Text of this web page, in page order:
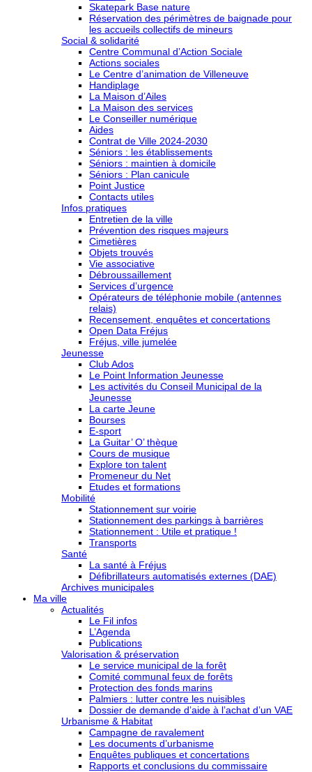
Skatepark Base nature
Réservation des périmètres de baignade pour
les accueils collectifs de mineurs
Social & solidarité
Centre Communal d’Action Sociale
Actions sociales
Le Centre d’animation de Villeneuve
Handiplage
La Maison d’Ailes
La Maison des services
Le Conseiller numérique
Aides
Contrat de Ville 2024-2030
Séniors : les établissements
Séniors : maintien à domicile
Séniors : Plan canicule
Point Justice
Contacts utiles
Infos pratiques
Entretien de la ville
Prévention des risques majeurs
Cimetières
Objets trouvés
Vie associative
Débroussaillement
Services d’urgence
Opérateurs de téléphonie mobile (antennes
relais)
Recensement, enquêtes et concertations
Open Data Fréjus
Fréjus, ville jumelée
Jeunesse
Club Ados
Le Point Information Jeunesse
Les activités du Conseil Municipal de la
Jeunesse
La carte Jeune
Bourses
E-sport
La Guitar’ O’ thèque
Cours de musique
Explore ton talent
Promeneur du Net
Etudes et formations
Mobilité
Stationnement sur voirie
Stationnement des parkings à barrières
Stationnement : Utile et pratique !
Transports
Santé
La santé à Fréjus
Défibrillateurs automatisés externes (DAE)
Archives municipales
Ma ville
Actualités
Le Fil infos
L’Agenda
Publications
Valorisation & préservation
Le service municipal de la forêt
Comité communal feux de forêts
Protection des fonds marins
Palmiers : lutter contre les nuisibles
Dossier de demande d’aide à l’achat d’un VAE
Urbanisme & Habitat
Campagne de ravalement
Les documents d’urbanisme
Enquêtes publiques et concertations
Rapports et conclusions du commissaire